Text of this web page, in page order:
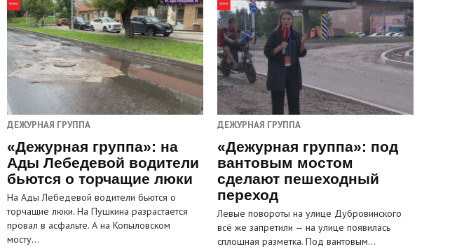
ДЕЖУРНАЯ ГРУППА
«Дежурная группа»: на
Ады Лебедевой водители
бьются о торчащие люки
На Ады Лебедевой водители бьются о
торчащие люки. На Пушкина разрастается
провал в асфальте. А на Копыловском
мосту…
ДЕЖУРНАЯ ГРУППА
«Дежурная группа»: под
вантовым мостом
сделают пешеходный
переход
Левые повороты на улице Дубровинского
всё же запретили — на улице появилась
сплошная разметка. Под вантовым…